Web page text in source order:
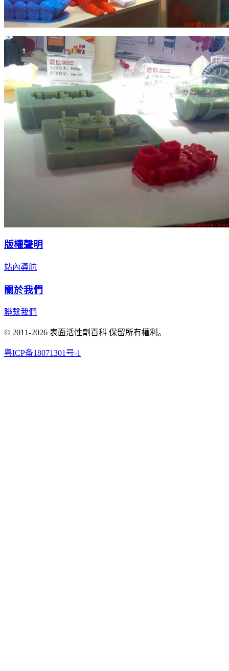
版權聲明
站內導航
關於我們
聯繫我們
© 2011-2026 表面活性劑百科 保留所有權利。
粤ICP备18071301号-1